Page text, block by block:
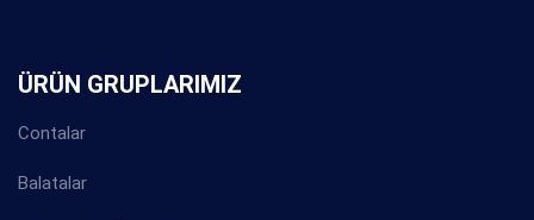
ÜRÜN GRUPLARIMIZ
Contalar
Balatalar